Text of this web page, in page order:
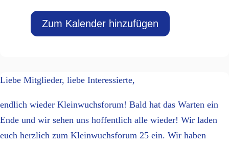
Zum Kalender hinzufügen
Liebe Mitglieder, liebe Interessierte,
endlich wieder Kleinwuchsforum! Bald hat das Warten ein
Ende und wir sehen uns hoffentlich alle wieder! Wir laden
euch herzlich zum Kleinwuchsforum 25 ein. Wir haben